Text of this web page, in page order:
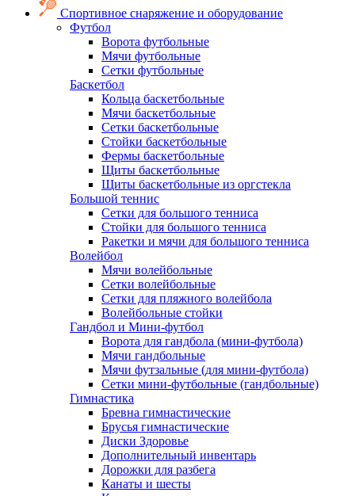
Спортивное снаряжение и оборудование
Футбол
Ворота футбольные
Мячи футбольные
Сетки футбольные
Баскетбол
Кольца баскетбольные
Мячи баскетбольные
Сетки баскетбольные
Стойки баскетбольные
Фермы баскетбольные
Щиты баскетбольные
Щиты баскетбольные из оргстекла
Большой теннис
Сетки для большого тенниса
Стойки для большого тенниса
Ракетки и мячи для большого тенниса
Волейбол
Мячи волейбольные
Сетки волейбольные
Сетки для пляжного волейбола
Волейбольные стойки
Гандбол и Мини-футбол
Ворота для гандбола (мини-футбола)
Мячи гандбольные
Мячи футзальные (для мини-футбола)
Сетки мини-футбольные (гандбольные)
Гимнастика
Бревна гимнастические
Брусья гимнастические
Диски Здоровье
Дополнительный инвентарь
Дорожки для разбега
Канаты и шесты